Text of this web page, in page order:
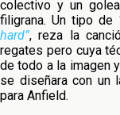
colectivo y un
filigrana. Un tipo de
hard”, reza la
regates pero cuya
de todo a la imagen
se diseñara con un
para Anfield.